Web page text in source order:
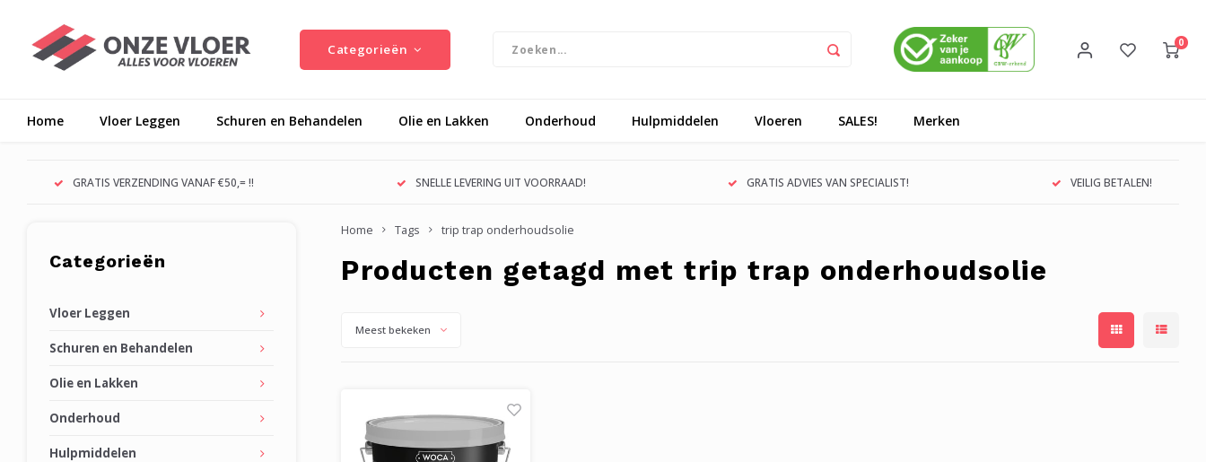
Categorieën 0
Home Vloer Leggen Schuren en Behandelen Olie en Lakken Onderhoud Hulpmiddelen Vloeren SALES! Merken
GRATIS VERZENDING VANAF €50,= !! SNELLE LEVERING UIT VOORRAAD! GRATIS ADVIES VAN SPECIALIST! VEILIG BETALEN!
Categorieën
Vloer Leggen
Schuren en Behandelen
Olie en Lakken
Onderhoud
Hulpmiddelen
Home Tags trip trap onderhoudsolie
Producten getagd met trip trap onderhoudsolie
Meest bekeken